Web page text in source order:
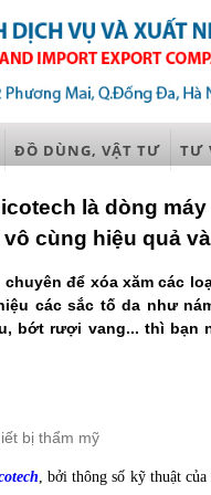
ĐỒ DÙNG, VẬT TƯ TƯ
là dòng máy
cùng hiệu quả
để xóa xăm các
các sắc tố da như
bớt rượi vang... thì bạn
bị thẩm mỹ
, bởi thông số kỹ thuật